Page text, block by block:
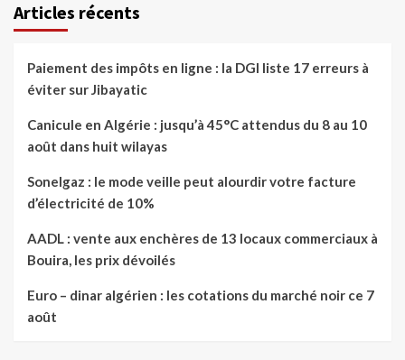
Articles récents
Paiement des impôts en ligne : la DGI liste 17 erreurs à
éviter sur Jibayatic
Canicule en Algérie : jusqu’à 45°C attendus du 8 au 10
août dans huit wilayas
Sonelgaz : le mode veille peut alourdir votre facture
d’électricité de 10%
AADL : vente aux enchères de 13 locaux commerciaux à
Bouira, les prix dévoilés
Euro – dinar algérien : les cotations du marché noir ce 7
août